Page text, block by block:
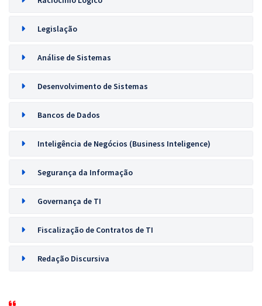
Legislação
Análise de Sistemas
Desenvolvimento de Sistemas
Bancos de Dados
Inteligência de Negócios (Business Inteligence)
Segurança da Informação
Governança de TI
Fiscalização de Contratos de TI
Redação Discursiva